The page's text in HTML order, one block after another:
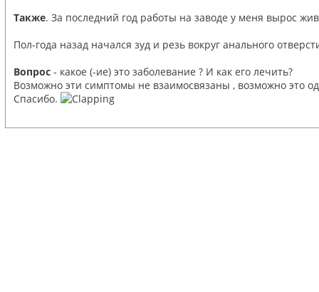
Также. За последний год работы на заводе у меня вырос
Пол-года назад начался зуд и резь вокруг анального
Вопрос - какое (-ие) это заболевание ? И как его лечить?
Возможно эти симптомы не взаимосвязаны , возможно это
Спасибо.